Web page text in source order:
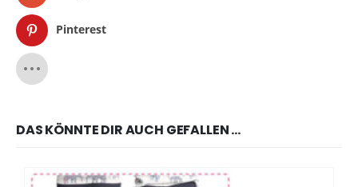
Pinterest
DAS KÖNNTE DIR AUCH GEFALLEN …